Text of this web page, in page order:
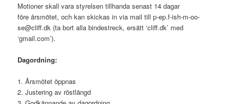
Motioner skall vara styrelsen tillhanda senast 14 dagar
före årsmötet, och kan skickas in via mail till p-ep.f-ish-m-oo-
se@cliff.dk (ta bort alla bindestreck, ersätt ‘cliff.dk’ med
‘gmail.com’).
Dagordning:
1. Årsmötet öppnas
2. Justering av röstlängd